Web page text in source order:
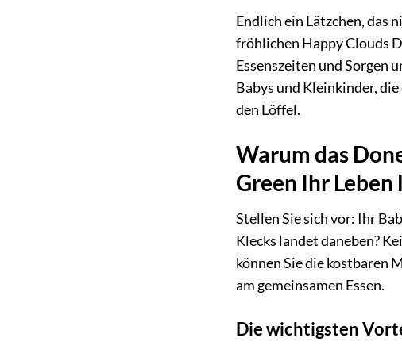
Endlich ein Lätzchen, das
fröhlichen Happy Clouds
Essenszeiten und Sorgen
Babys und Kleinkinder,
den Löffel.
Warum das
Green Ihr
Stellen Sie sich vor: Ihr
Klecks landet daneben?
können Sie die kostbaren
am gemeinsamen Essen.
Die wichtigsten